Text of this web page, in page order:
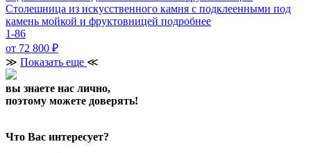
Столешница из искусственного камня с подклеенными под
камень мойкой и фруктовницей подробнее
1-86
от 72 800 ₽
≫ Показать еще ≪
вы знаете нас лично,
поэтому можете доверять!
Что Вас интересует?